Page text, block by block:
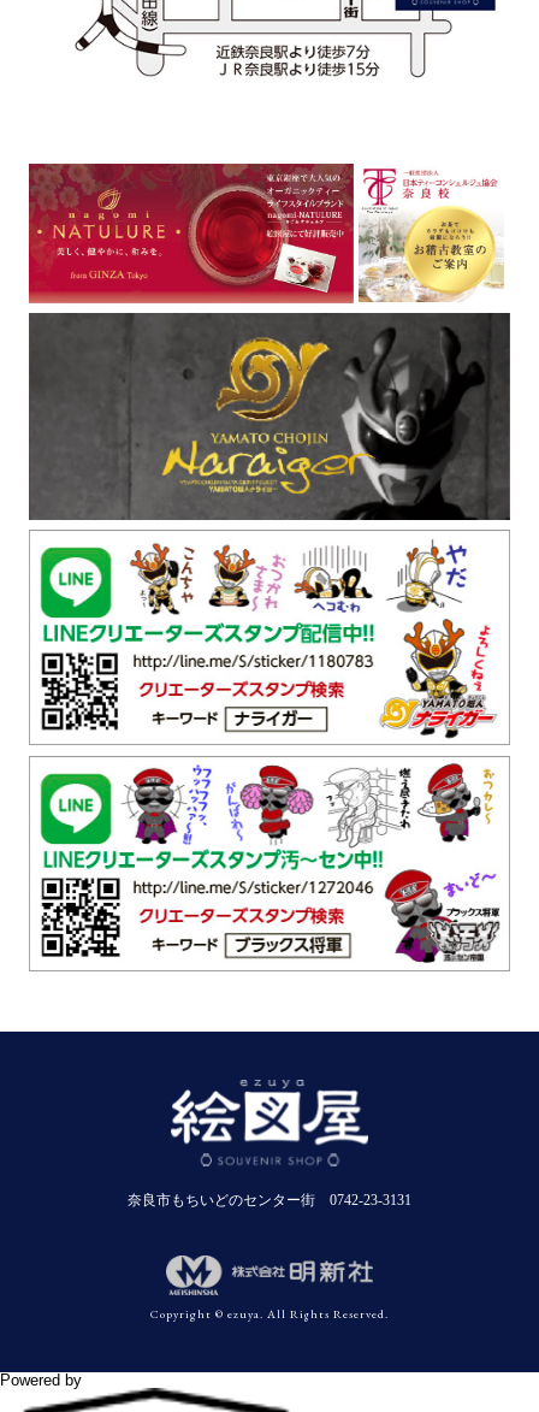
奈良市もちいどのセンター街 0742-23-3131
Copyright © ezuya. All Rights Reserved.
Powered by